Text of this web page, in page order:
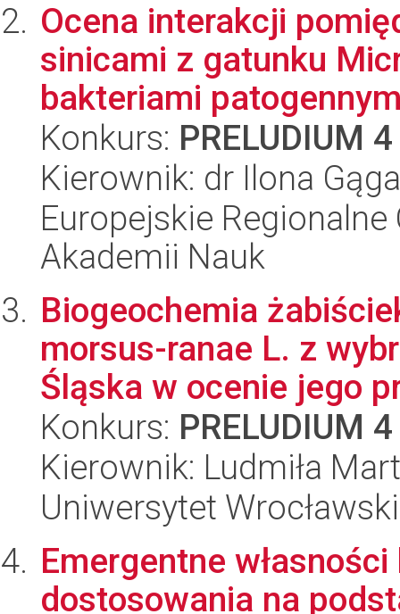
Ocena interakcji
sinicami z gatunku
bakteriami
Konkurs: PRELUDIUM 4
Kierownik: dr Ilona
Europejskie
Akademii Nauk
Biogeochemia
morsus-ranae L. z
Śląska w ocenie jego
Konkurs: PRELUDIUM 4
Kierownik: Ludmiła
Uniwersytet
Emergentne
dostosowania na